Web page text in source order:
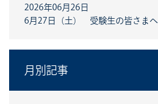
2026年06月26日
6月27日（土） 受験生の皆さまへ
月別記事